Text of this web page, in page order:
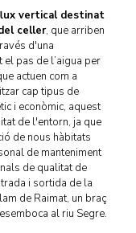
vertical destinat
celler, que arriben
d'una
el pas de l’aigua per
actuen com a
cap tipus de
i econòmic, aquest
de l'entorn, ja que
de nous hàbitats
de manteniment
de qualitat de
i sortida de la
de Raimat, un braç
al riu Segre.